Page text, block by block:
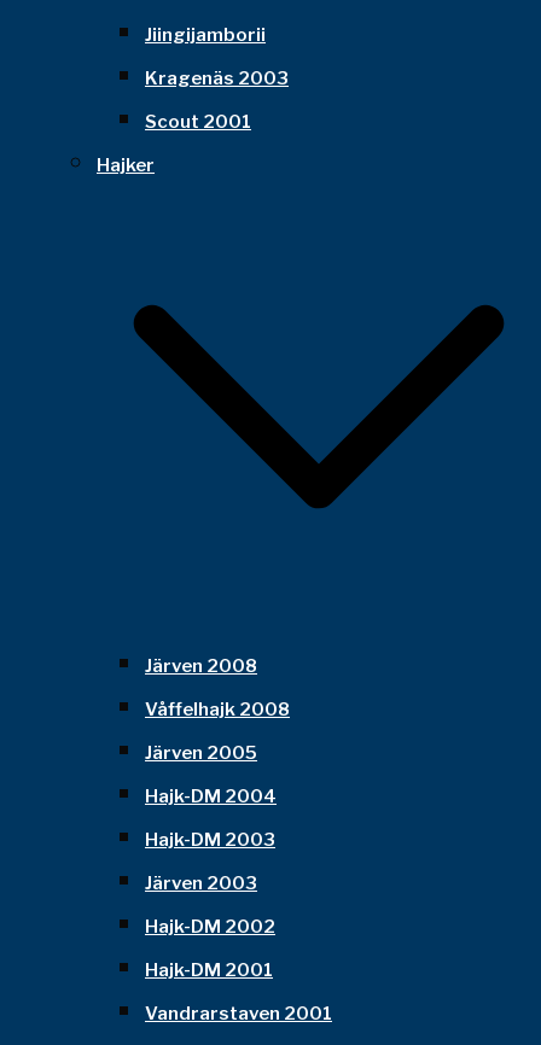
Jiingijamborii
Kragenäs 2003
Scout 2001
Hajker
Järven 2008
Våffelhajk 2008
Järven 2005
Hajk-DM 2004
Hajk-DM 2003
Järven 2003
Hajk-DM 2002
Hajk-DM 2001
Vandrarstaven 2001